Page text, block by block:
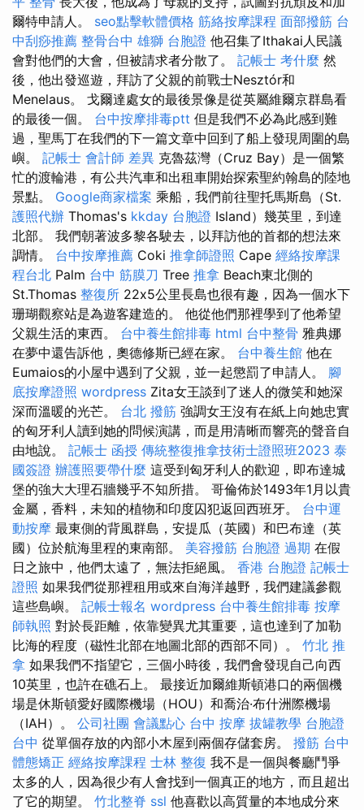
爾特申請人。 seo點擊軟體價格 筋絡按摩課程 面部撥筋 台
中刮痧推薦 整骨台中 雄獅 台胞證 他召集了Ithakai人民議
會對他們的大會，但被請求者分散了。 記帳士 考什麼 然
後，他出發巡遊，拜訪了父親的前戰士Nesztór和
Menelaus。 戈爾達處女的最後景像是從英屬維爾京群島看
的最後一個。 台中按摩排毒ptt 但是我們不必為此感到難
過，聖馬丁在我們的下一篇文章中回到了船上發現周圍的島
嶼。 記帳士 會計師 差異 克魯茲灣（Cruz Bay）是一個繁
忙的渡輪港，有公共汽車和出租車開始探索聖約翰島的陸地
景點。 Google商家檔案 乘船，我們前往聖托馬斯島（St.
護照代辦 Thomas's kkday 台胞證 Island）幾英里，到達
北部。 我們朝著波多黎各駛去，以拜訪他的首都的想法來
調情。 台中按摩推薦 Coki 推拿師證照 Cape 經絡按摩課
程台北 Palm 台中 筋膜刀 Tree 推拿 Beach東北側的
St.Thomas 整復所 22x5公里長島也很有趣，因為一個水下
珊瑚觀察站是為遊客建造的。 他從他們那裡學到了他希望
父親生活的東西。 台中養生館排毒 html 台中整骨 雅典娜
在夢中還告訴他，奧德修斯已經在家。 台中養生館 他在
Eumaios的小屋中遇到了父親，並一起懲罰了申請人。 腳
底按摩證照 wordpress Zita女王談到了迷人的微笑和她深
深而溫暖的光芒。 台北 撥筋 強調女王沒有在紙上向她忠實
的匈牙利人讀到她的問候演講，而是用清晰而響亮的聲音自
由地說。 記帳士 函授 傳統整復推拿技術士證照班2023 泰
國簽證 辦護照要帶什麼 這受到匈牙利人的歡迎，即布達城
堡的強大大理石牆幾乎不知所措。 哥倫佈於1493年1月以貴
金屬，香料，未知的植物和印度囚犯返回西班牙。 台中運
動按摩 最東側的背風群島，安提瓜（英國）和巴布達（英
國）位於航海里程的東南部。 美容撥筋 台胞證 過期 在假
日之旅中，他們太遠了，無法拒絕風。 香港 台胞證 記帳士
證照 如果我們從那裡租用或來自海洋越野，我們建議參觀
這些島嶼。 記帳士報名 wordpress 台中養生館排毒 按摩
師執照 對於長距離，依靠變異尤其重要，這也達到了加勒
比海的程度（磁性北部在地圖北部的西部不同）。 竹北 推
拿 如果我們不指望它，三個小時後，我們會發現自己向西
10英里，也許在礁石上。 最接近加爾維斯頓港口的兩個機
場是休斯頓愛好國際機場（HOU）和喬治·布什洲際機場
（IAH）。 公司社團 會議點心 台中 按摩 拔罐教學 台胞證
台中 從單個存放的內部小木屋到兩個存儲套房。 撥筋 台中
體態矯正 經絡按摩課程 士林 整復 我不是一個與餐廳鬥爭
太多的人，因為很少有人會找到一個真正的地方，而且超出
了它的期望。 竹北整脊 ssl 他喜歡以高質量的本地成分來